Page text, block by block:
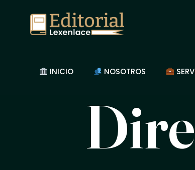
INICIO NOSOTROS